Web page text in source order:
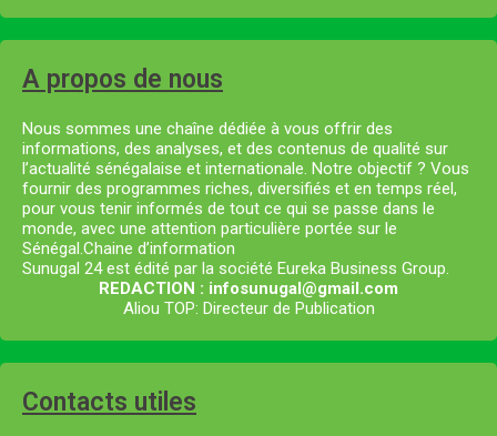
A propos de nous
Nous sommes une chaîne dédiée à vous offrir des
informations, des analyses, et des contenus de qualité sur
l’actualité sénégalaise et internationale. Notre objectif ? Vous
fournir des programmes riches, diversifiés et en temps réel,
pour vous tenir informés de tout ce qui se passe dans le
monde, avec une attention particulière portée sur le
Sénégal.Chaine d’information
Sunugal 24 est édité par la société Eureka Business Group.
REDACTION : infosunugal@gmail.com
Aliou TOP: Directeur de Publication
Contacts utiles